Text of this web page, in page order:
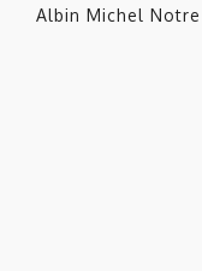
Albin Michel